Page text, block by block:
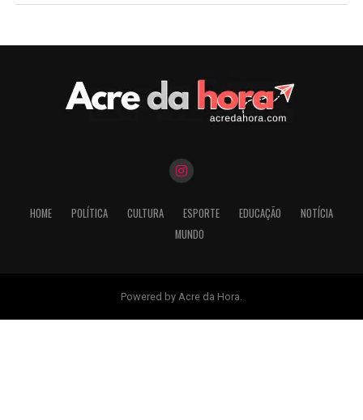
HOME POLÍTICA CULTURA ESPORTE EDUCAÇÃO
NOTÍCIA
MUNDO
Powered by Acre da Hora.